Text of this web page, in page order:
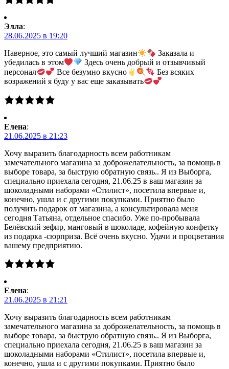
Элла:
28.06.2025 в 19:20
Наверное, это самый лучший магазин
Заказала и
убедилась в этом
Здесь очень добрый и отзывчивый
персонал
Все безумно вкусно
Без всяких
возражений я буду у вас еще заказывать
Елена:
21.06.2025 в 21:23
Хочу выразить благодарность всем работникам
замечательного магазина за доброжелательность, за помощь в
выборе товара, за быструю обратную связь.. Я из Выборга,
специально приехала сегодня, 21.06.25 в ваш магазин за
шоколадными наборами «Стилист», посетила впервые и,
конечно, ушла и с другими покупками. Приятно было
получить подарок от магазина, а консультировала меня
сегодня Татьяна, отдельное спасибо. Уже по-пробывала
Белёвский зефир, манговый в шоколаде, кофейную конфетку
из подарка -сюрприза. Всё очень вкусно. Удачи и процветания
вашему предприятию.
Елена:
21.06.2025 в 21:21
Хочу выразить благодарность всем работникам
замечательного магазина за доброжелательность, за помощь в
выборе товара, за быструю обратную связь.. Я из Выборга,
специально приехала сегодня, 21.06.25 в ваш магазин за
шоколадными наборами «Стилист», посетила впервые и,
конечно, ушла и с другими покупками. Приятно было